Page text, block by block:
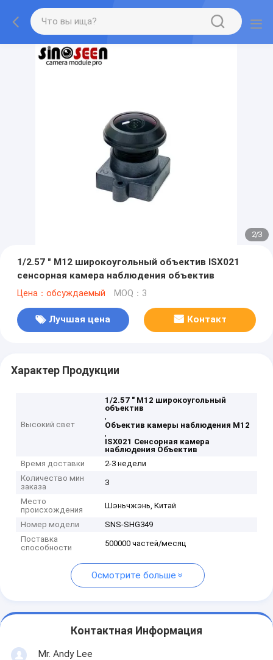
2/3
1/2.57 " M12 широкоугольный объектив ISX021
сенсорная камера наблюдения объектив
Цена：обсуждаемый MOQ：3
Лучшая цена Контакт
Характер Продукции
Высокий свет
1/2.57 " M12 широкоугольный
объектив
,
Объектив камеры наблюдения M12
,
ISX021 Сенсорная камера
наблюдения Объектив
Время доставки
2-3 недели
Количество мин
заказа
3
Место
происхождения
Шэньчжэнь, Китай
Номер модели
SNS-SHG349
Поставка
способности
500000 частей/месяц
Осмотрите больше
Контактная Информация
Mr. Andy Lee